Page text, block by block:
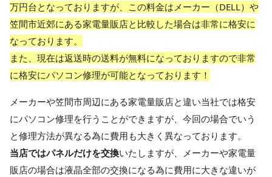
万円台となっておりますが、この料金はメーカー（DELL）や
笠間市近郊にある家電量販店と比較した場合は非常に格安に
なっております。
また、現在は返送時の送料が無料になっておりますので非常
に格安にパソコン修理が可能となっております！
メーカーや笠間市周辺にある家電量販店と違い当社では格安
にパソコン修理を行うことができますが、今回の場合でいう
と修理方法が異なる為に費用も大きく異なっております。
当店ではパネルだけを交換いたしますが、メーカーや家電量
販店の場合は液晶全部の交換になる為に費用に大きな違いが